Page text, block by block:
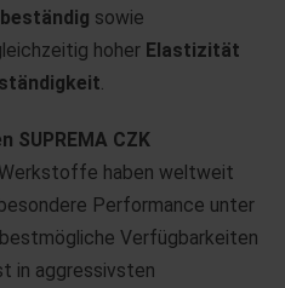
sowie
hoher Elastizität
SUPREMA CZK
haben weltweit
Performance unter
Verfügbarkeiten
in aggressivsten